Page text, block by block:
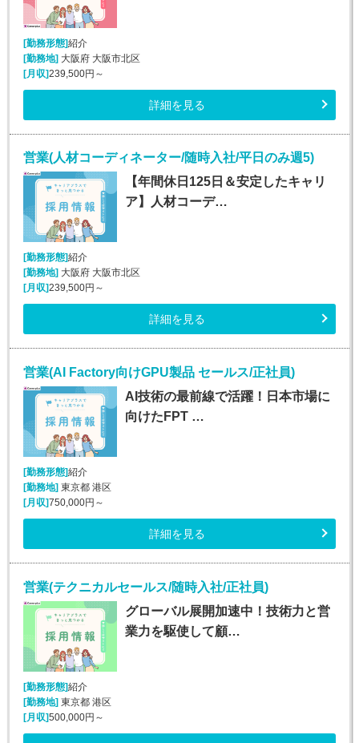
[勤務形態]紹介
[勤務地]大阪府 大阪市北区
[月収]239,500円～
詳細を見る
営業(人材コーディネーター/随時入社/平日のみ週5)
【年間休日125日＆安定したキャリ
ア】人材コーデ…
[勤務形態]紹介
[勤務地] 大阪府 大阪市北区
[月収]239,500円～
詳細を見る
営業(AI Factory向けGPU製品 セールス/正社員)
AI技術の最前線で活躍！日本市場に
向けたFPT …
[勤務形態]紹介
[勤務地] 東京都 港区
[月収]750,000円～
詳細を見る
営業(テクニカルセールス/随時入社/正社員)
グローバル展開加速中！技術力と営
業力を駆使して顧…
[勤務形態]紹介
[勤務地]東京都 港区
[月収]500,000円～